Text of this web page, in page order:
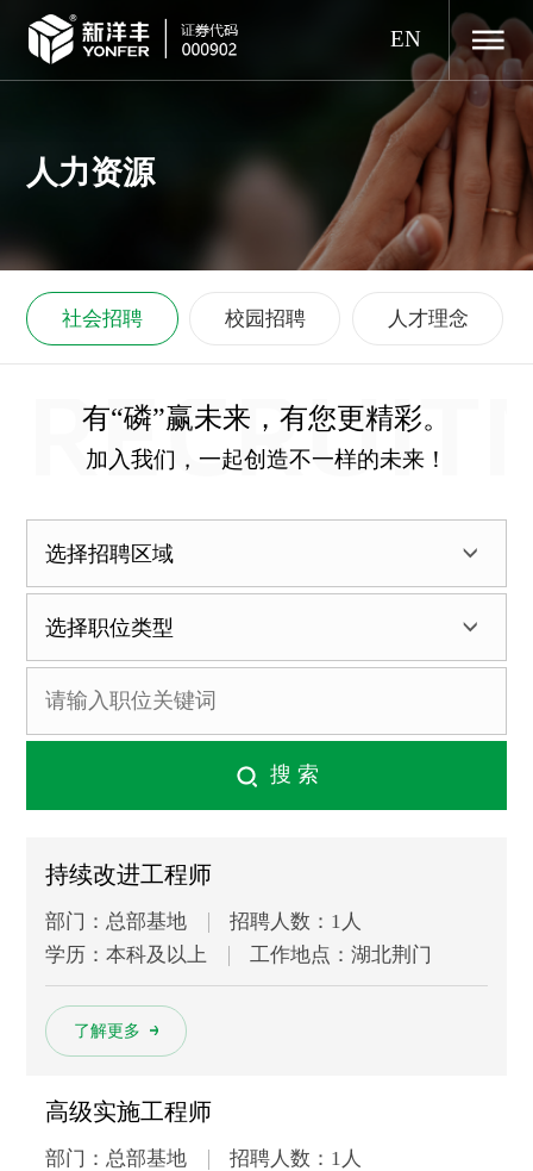
EN
人力资源
社会招聘 校园招聘 人才理念
有“磷”赢未来，有您更精彩。
加入我们，一起创造不一样的未来！
持续改进工程师
部门：总部基地
招聘人数：1人
学历：本科及以上
工作地点：湖北荆门
了解更多
高级实施工程师
部门：总部基地
招聘人数：1人